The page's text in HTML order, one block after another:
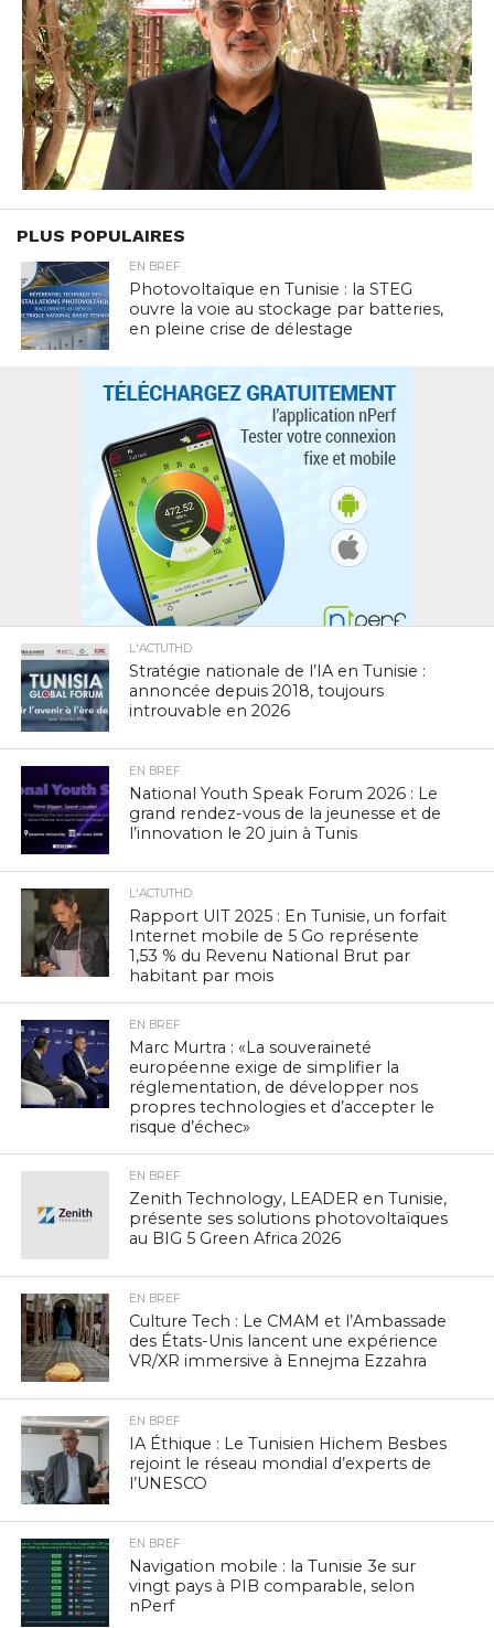
PLUS POPULAIRES
EN BREF
Photovoltaïque en Tunisie : la STEG
ouvre la voie au stockage par batteries,
en pleine crise de délestage
L'ACTUTHD
Stratégie nationale de l’IA en Tunisie :
annoncée depuis 2018, toujours
introuvable en 2026
EN BREF
National Youth Speak Forum 2026 : Le
grand rendez-vous de la jeunesse et de
l’innovation le 20 juin à Tunis
L'ACTUTHD
Rapport UIT 2025 : En Tunisie, un forfait
Internet mobile de 5 Go représente
1,53 % du Revenu National Brut par
habitant par mois
EN BREF
Marc Murtra : «La souveraineté
européenne exige de simplifier la
réglementation, de développer nos
propres technologies et d’accepter le
risque d’échec»
EN BREF
Zenith Technology, LEADER en Tunisie,
présente ses solutions photovoltaïques
au BIG 5 Green Africa 2026
EN BREF
Culture Tech : Le CMAM et l’Ambassade
des États-Unis lancent une expérience
VR/XR immersive à Ennejma Ezzahra
EN BREF
IA Éthique : Le Tunisien Hichem Besbes
rejoint le réseau mondial d’experts de
l’UNESCO
EN BREF
Navigation mobile : la Tunisie 3e sur
vingt pays à PIB comparable, selon
nPerf